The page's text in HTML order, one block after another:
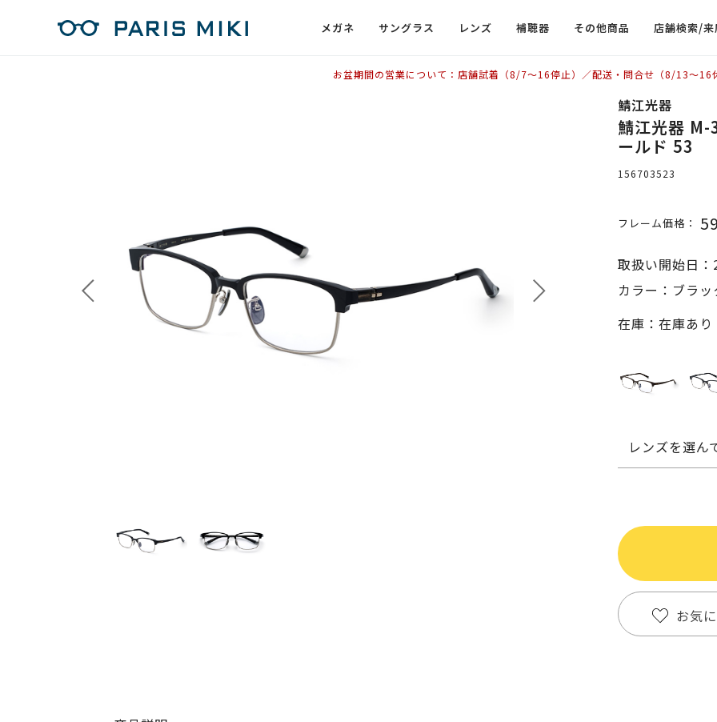
メガネ サングラス レンズ 補聴器 その他商品 店舗検索/
お盆期間の営業について：店舗試着（8/7〜16停止）／配送・問合せ（8/13〜16
鯖江光器
鯖江光器 M-
ールド 53
156703523
フレーム価格：
取扱い開始日
カラー：ブラ
在庫：在庫あり
レンズを選ん
お気